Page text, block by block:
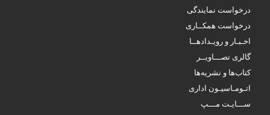
درخواست نمایندگی
درخواست همکــاری
اخـبـار و رویـدادهــا
گالری تصـــاویــر
کتاب‌ها و نشریه‌ها
اتـومـاسیـون اداری
ســـایـت مـــپ